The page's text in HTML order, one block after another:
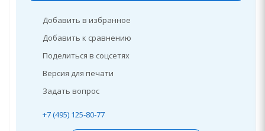
Добавить в избранное
Добавить к сравнению
Поделиться в соцсетях
Версия для печати
Задать вопрос
+7 (495) 125-80-77